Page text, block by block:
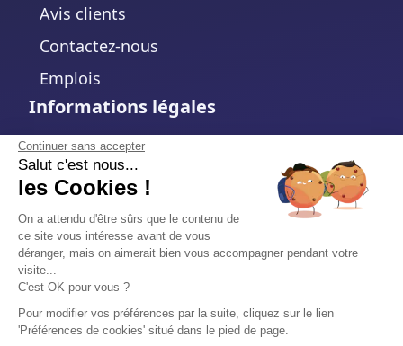
Continuer sans accepter
Salut c'est nous...
les Cookies !
On a attendu d'être sûrs que le contenu de
ce site vous intéresse avant de vous
déranger, mais on aimerait bien vous accompagner pendant votre
visite...
C'est OK pour vous ?
Pour modifier vos préférences par la suite, cliquez sur le lien
'Préférences de cookies' situé dans le pied de page.
Avis clients
Contactez-nous
Emplois
Informations légales
Mentions légales
Politique de confidentialité
Politique de cookies
Modifier votre choix de cookies
Conditions d'utilisation
Accord de traitement des données
Sécurité